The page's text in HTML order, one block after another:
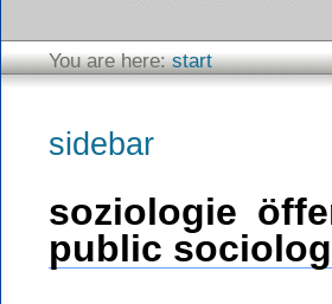
You are here:start
sidebar
soziologie
public